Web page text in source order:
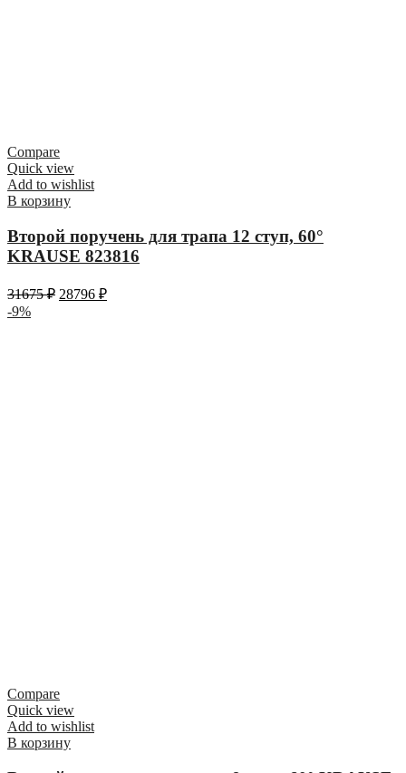
Compare
Quick view
Add to wishlist
В корзину
Второй поручень для трапа 12 ступ, 60°
KRAUSE 823816
31675₽ 28796 ₽
-9%
Compare
Quick view
Add to wishlist
В корзину